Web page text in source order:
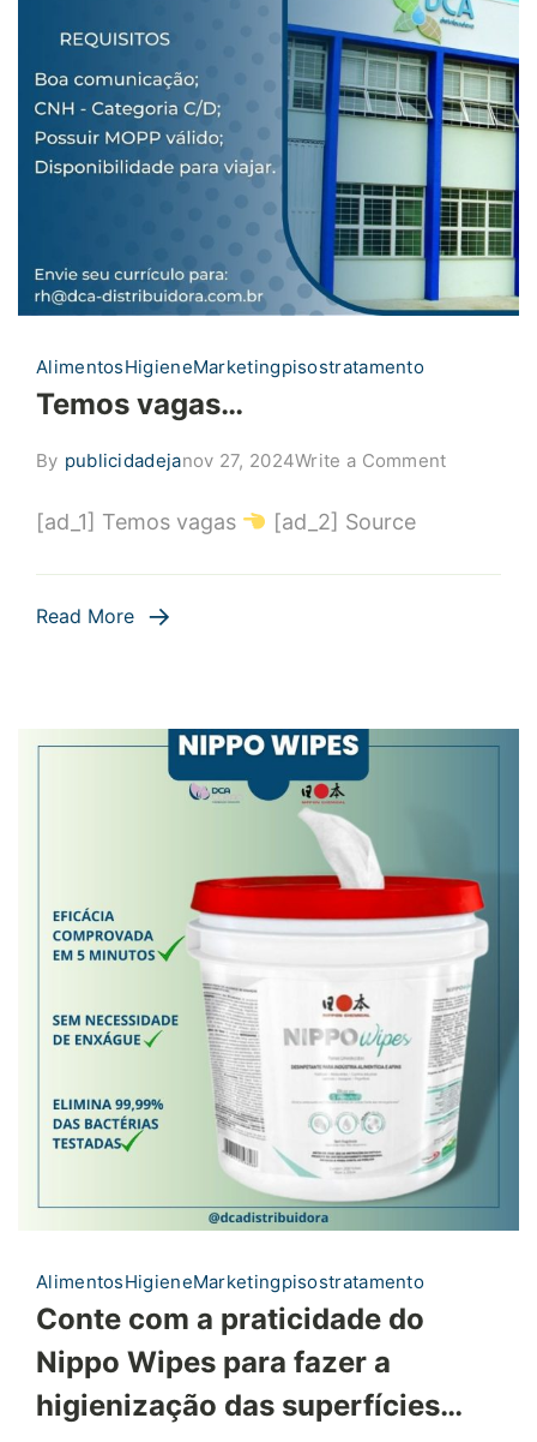
AlimentosHigieneMarketingpisostratamento
Temos vagas…
By publicidadejanov 27, 2024Write a Commenton
[ad_1] Temos vagas [ad_2] Source
Read More
AlimentosHigieneMarketingpisostratamento
Conte com a praticidade do
Nippo Wipes para fazer a
higienização das superfícies…